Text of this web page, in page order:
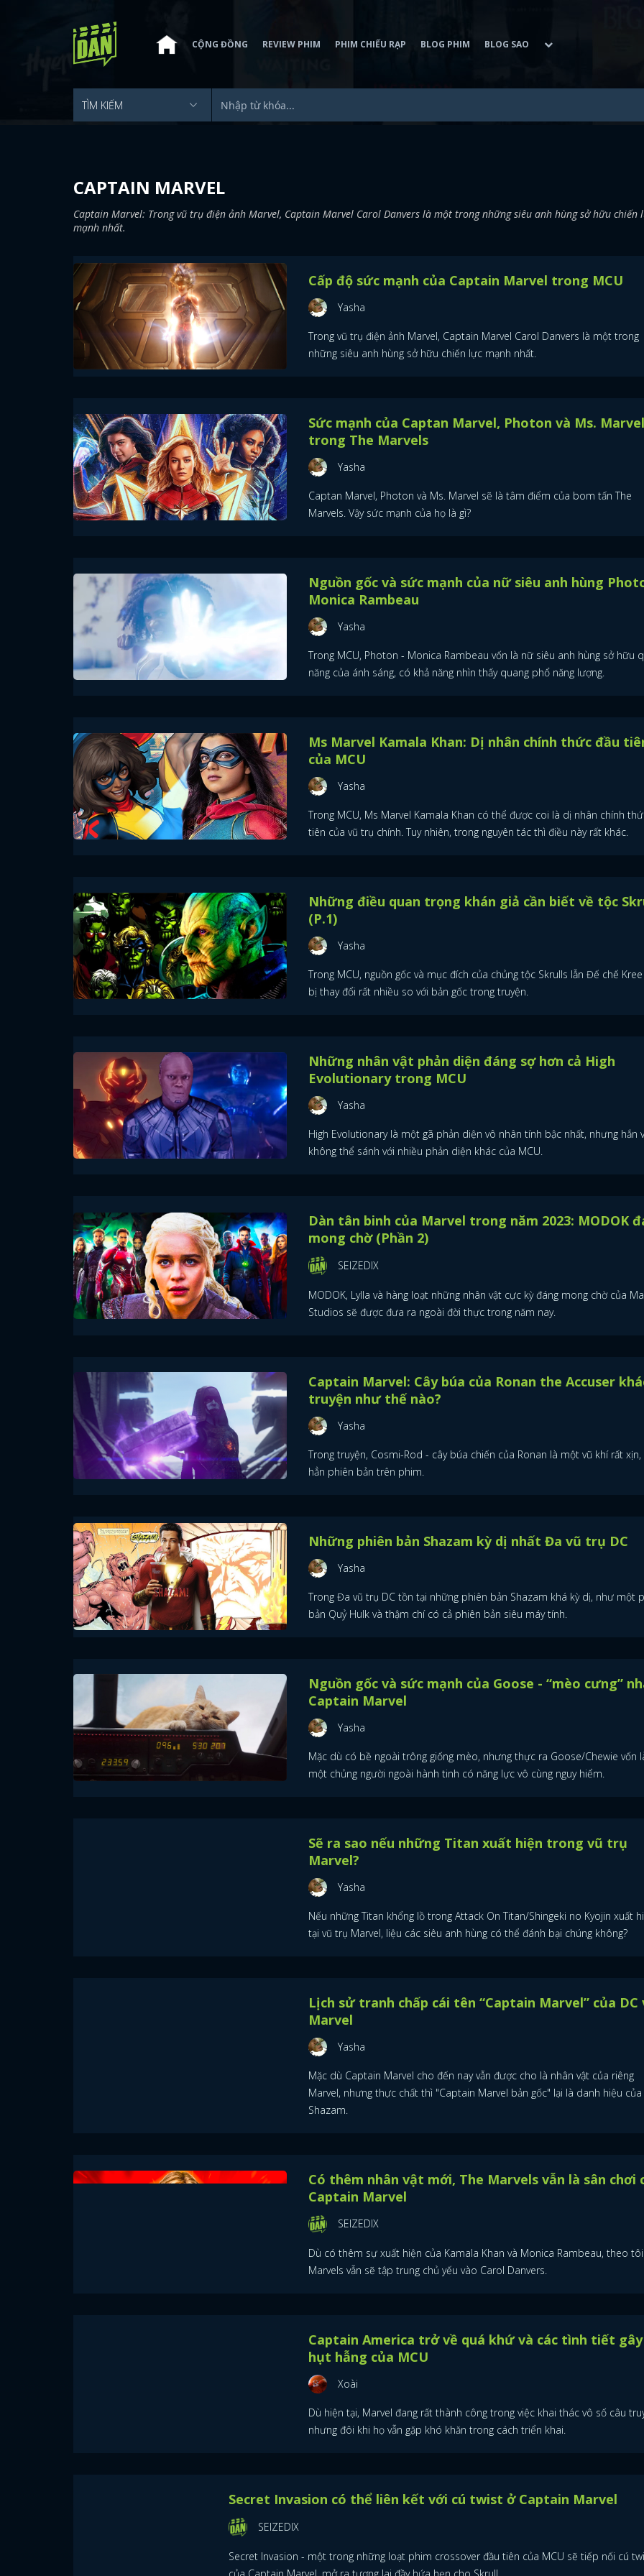
CỘNG ĐỒNG REVIEW PHIM PHIM CHIẾU RẠP BLOG PHIM BLOG SAO
CAPTAIN MARVEL
Captain Marvel: Trong vũ trụ điện ảnh Marvel, Captain Marvel Carol Danvers là một trong những siêu anh hùng sở hữu chiến
mạnh nhất.
Cấp độ sức mạnh của Captain Marvel trong MCU
Yasha
Trong vũ trụ điện ảnh Marvel, Captain Marvel Carol Danvers là một trong
những siêu anh hùng sở hữu chiến lực mạnh nhất.
Sức mạnh của Captan Marvel, Photon và Ms. Marvel
trong The Marvels
Yasha
Captan Marvel, Photon và Ms. Marvel sẽ là tâm điểm của bom tấn The
Marvels. Vậy sức mạnh của họ là gì?
Nguồn gốc và sức mạnh của nữ siêu anh hùng
Monica Rambeau
Yasha
Trong MCU, Photon - Monica Rambeau vốn là nữ siêu anh hùng sở hữu
năng của ánh sáng, có khả năng nhìn thấy quang phổ năng lượng.
Ms Marvel Kamala Khan: Dị nhân chính thức đầu
của MCU
Yasha
Trong MCU, Ms Marvel Kamala Khan có thể được coi là dị nhân chính
tiên của vũ trụ chính. Tuy nhiên, trong nguyên tác thì điều này rất khác.
Những điều quan trọng khán giả cần biết về tộc
(P.1)
Yasha
Trong MCU, nguồn gốc và mục đích của chủng tộc Skrulls lẫn Đế chế
bị thay đổi rất nhiều so với bản gốc trong truyện.
Những nhân vật phản diện đáng sợ hơn cả High
Evolutionary trong MCU
Yasha
High Evolutionary là một gã phản diện vô nhân tính bậc nhất, nhưng hắn
không thể sánh với nhiều phản diện khác của MCU.
Dàn tân binh của Marvel trong năm 2023: MODOK
mong chờ (Phần 2)
SEIZEDIX
MODOK, Lylla và hàng loạt những nhân vật cực kỳ đáng mong chờ của
Studios sẽ được đưa ra ngoài đời thực trong năm nay.
Captain Marvel: Cây búa của Ronan the Accuser
truyện như thế nào?
Yasha
Trong truyện, Cosmi-Rod - cây búa chiến của Ronan là một vũ khí rất xịn,
hẳn phiên bản trên phim.
Những phiên bản Shazam kỳ dị nhất Đa vũ trụ DC
Yasha
Trong Đa vũ trụ DC tồn tại những phiên bản Shazam khá kỳ dị, như một
bản Quỷ Hulk và thậm chí có cả phiên bản siêu máy tính.
Nguồn gốc và sức mạnh của Goose - “mèo cưng”
Captain Marvel
Yasha
Mặc dù có bề ngoài trông giống mèo, nhưng thực ra Goose/Chewie vốn
một chủng người ngoài hành tinh có năng lực vô cùng nguy hiểm.
Sẽ ra sao nếu những Titan xuất hiện trong vũ trụ
Marvel?
Yasha
Nếu những Titan khổng lồ trong Attack On Titan/Shingeki no Kyojin xuất
tại vũ trụ Marvel, liệu các siêu anh hùng có thể đánh bại chúng không?
Lịch sử tranh chấp cái tên “Captain Marvel” của DC
Marvel
Yasha
Mặc dù Captain Marvel cho đến nay vẫn được cho là nhân vật của riêng
Marvel, nhưng thực chất thì "Captain Marvel bản gốc" lại là danh hiệu của
Shazam.
Có thêm nhân vật mới, The Marvels vẫn là sân chơi
Captain Marvel
SEIZEDIX
Dù có thêm sự xuất hiện của Kamala Khan và Monica Rambeau, theo tôi
Marvels vẫn sẽ tập trung chủ yếu vào Carol Danvers.
Captain America trở về quá khứ và các tình tiết gây
hụt hẫng của MCU
Xoài
Dù hiện tại, Marvel đang rất thành công trong việc khai thác vô số câu
nhưng đôi khi họ vẫn gặp khó khăn trong cách triển khai.
Secret Invasion có thể liên kết với cú twist ở Captain
Secret Invasion - một trong những loạt phim crossover đầu tiên của MCU